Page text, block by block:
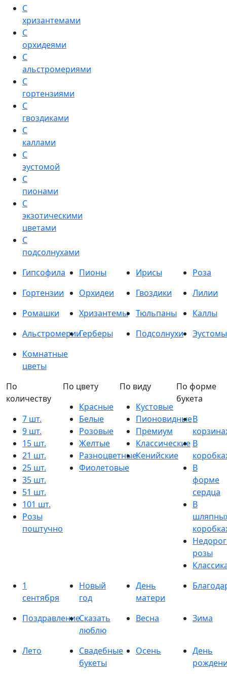
С
хризантемами
С
орхидеями
С
альстромериями
С
гортензиями
С
гвоздиками
С
каллами
С
эустомой
С
пионами
С
экзотическими
цветами
С
подсолнухами
Гипсофила
Пионы Ирисы
Роза
Гортензии
Орхидеи Гвоздики
Лилии
Ромашки
Хризантемы Тюльпаны
Каллы
АльстромерииГерберы Подсолнухи
Эустомы
Комнатные
цветы
По
количеству
7 шт.
9 шт.
15 шт.
21 шт.
25 шт.
35 шт.
51 шт.
101 шт.
Розы
поштучно
По цвету
Красные
Белые
Розовые
Желтые
Разноцветные
Фиолетовые
По виду
Кустовые
Пионовидные
Премиум
Классические
Кенийские
По форме
букета
В
В
В
форме
сердца
В
розы
1
сентября
Новый
год
День
матери
ПоздравлениеСказать
люблю
Весна Зима
Лето
Свадебные
букеты
Осень
День